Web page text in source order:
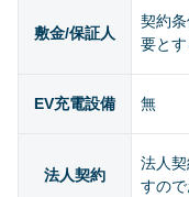
敷金/保証人
契約
要と
EV充電設備 無
法人契約
法人
すの